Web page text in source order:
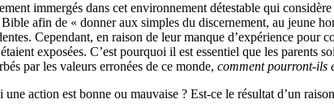
immergés dans cet environnement détestable qui
afin de « donner aux simples du discernement, au jeune
Cependant, en raison de leur manque d’expérience pour
exposées. C’est pourquoi il est essentiel que les
par les valeurs erronées de ce monde, comment pourront-ils
action est bonne ou mauvaise ? Est-ce le résultat d’un